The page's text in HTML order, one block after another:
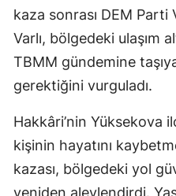
kaza sonrası DEM
Varlı, bölgedeki ulaşım
TBMM gündemine
gerektiğini vurguladı.
Hakkâri’nin Yüksekova
kişinin hayatını
kazası, bölgedeki yol
yeniden alevlendirdi.